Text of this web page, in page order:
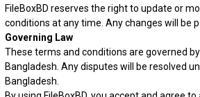
FileBoxBD reserves the right to update or
conditions at any time. Any changes will be
Governing Law
These terms and conditions are governed
Bangladesh. Any disputes will be resolved
Bangladesh.